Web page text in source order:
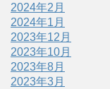
2024年2月
2024年1月
2023年12月
2023年10月
2023年8月
2023年3月